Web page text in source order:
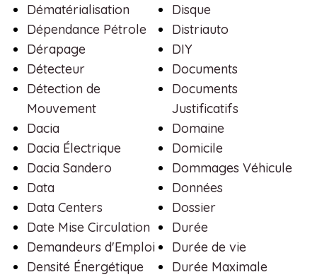
Dématérialisation
Dépendance Pétrole
Dérapage
Détecteur
Détection de
Mouvement
Dacia
Dacia Électrique
Dacia Sandero
Data
Data Centers
Date Mise Circulation
Demandeurs d'Emploi
Densité Énergétique
Disque
Distriauto
DIY
Documents
Documents
Justificatifs
Domaine
Domicile
Dommages Véhicule
Données
Dossier
Durée
Durée de vie
Durée Maximale